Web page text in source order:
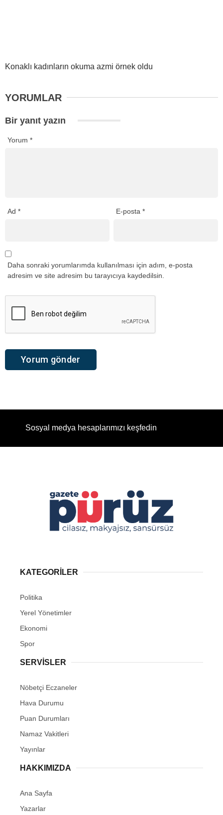
Konaklı kadınların okuma azmi örnek oldu
YORUMLAR
Bir yanıt yazın
Yorum *
Ad * E-posta*
Daha sonraki yorumlarımda kullanılması için adım, e-posta
adresim ve site adresim bu tarayıcıya kaydedilsin.
Sosyal medya hesaplarımızı keşfedin
KATEGORİLER
Politika
Yerel Yönetimler
Ekonomi
Spor
SERVİSLER
Nöbetçi Eczaneler
Hava Durumu
Puan Durumları
Namaz Vakitleri
Yayınlar
HAKKIMIZDA
Ana Sayfa
Yazarlar